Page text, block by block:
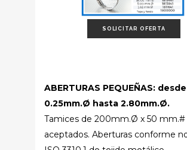
SOLICITAR OFERTA
ABERTURAS PEQUEÑAS: desde
0.25mm.Ø hasta 2.80mm.Ø.
Tamices de 200mm.Ø x 50 mm.#
aceptados. Aberturas conforme